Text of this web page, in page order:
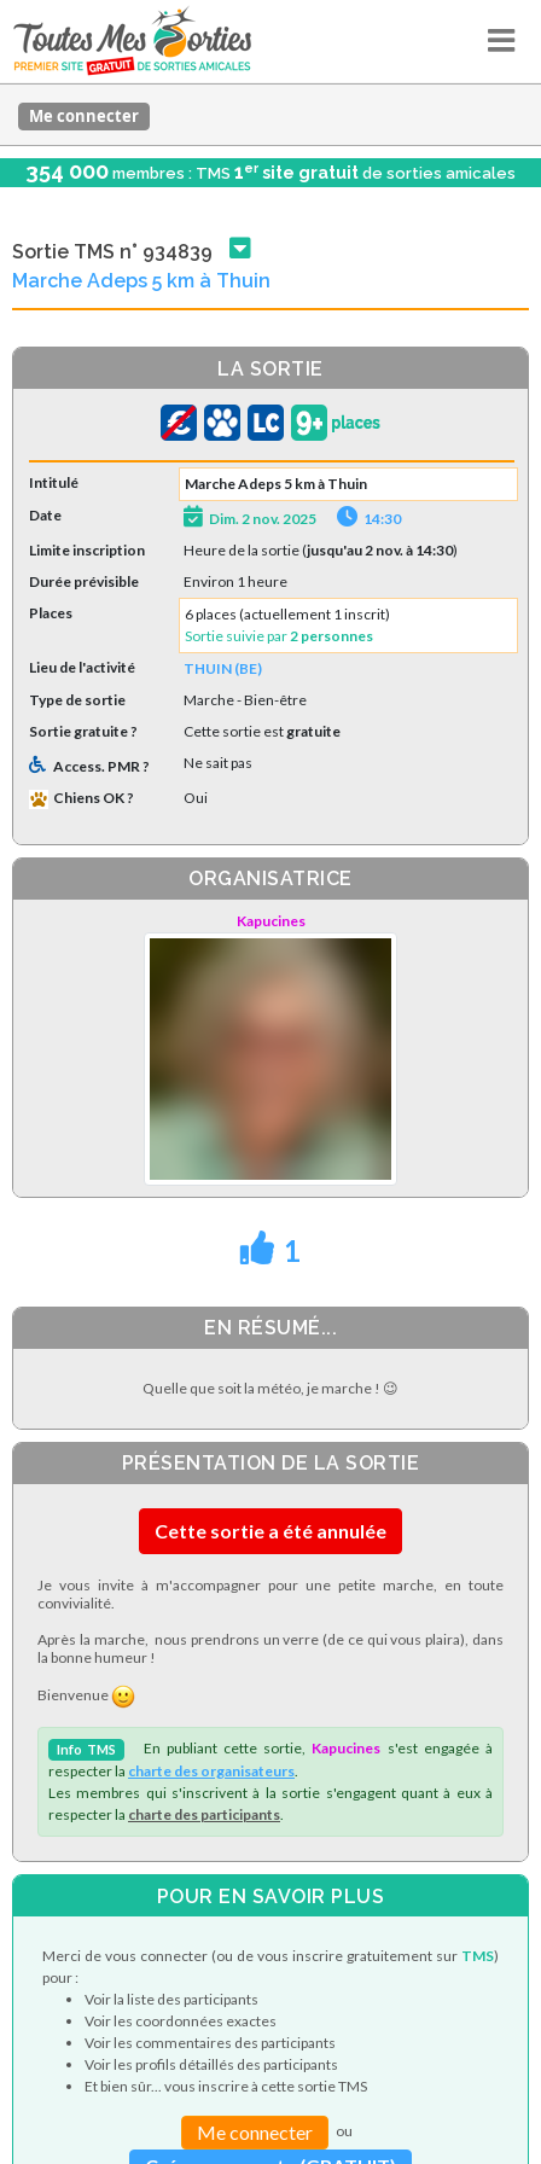
Me connecter
354 000 membres : TMS 1er site gratuit de sorties amicales
Sortie TMS n° 934839
Marche Adeps 5 km à Thuin
LA SORTIE
Intitulé
Marche Adeps 5 km à Thuin
Date
Dim. 2 nov. 2025
14:30
Limite inscription
Heure de la sortie (jusqu'au 2 nov. à 14:30)
Durée prévisible
Environ 1 heure
Places
6 places (actuellement 1 inscrit)
Sortie suivie par 2 personnes
Lieu de l'activité
THUIN (BE)
Type de sortie
Marche- Bien-être
Sortie gratuite ?
Cette sortie est gratuite
Access. PMR ?
Ne sait pas
Chiens OK ?
Oui
ORGANISATRICE
Kapucines
1
EN RÉSUMÉ...
Quelle que soit la météo, je marche ! 😉
PRÉSENTATION DE LA SORTIE
Cette sortie a été annulée
Je vous invite à m'accompagner pour une petite marche, en toute
convivialité.
Après la marche, nous prendrons un verre (de ce qui vous plaira), dans
la bonne humeur !
Bienvenue
Info TMS En publiant cette sortie, Kapucines s'est engagée à
respecter la charte des organisateurs
Les membres qui s'inscrivent à la sortie s'engagent quant à eux à
respecter la charte des participants
POUR EN SAVOIR PLUS
Merci de vous connecter (ou de vous inscrire gratuitement sur TMS)
pour :
Voir la liste des participants
Voir les coordonnées exactes
Voir les commentaires des participants
Voir les profils détaillés des participants
Et bien sûr... vous inscrire à cette sortie TMS
Me connecter ou